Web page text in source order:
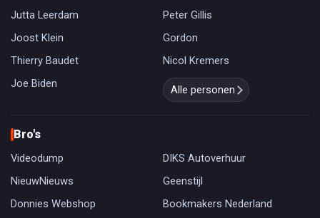
Jutta Leerdam
Peter Gillis
Joost Klein
Gordon
Thierry Baudet
Nicol Kremers
Joe Biden
Alle personen
Bro's
Videodump
DIKS Autoverhuur
NieuwNieuws
Geenstijl
Donnies Webshop
Bookmakers Nederland